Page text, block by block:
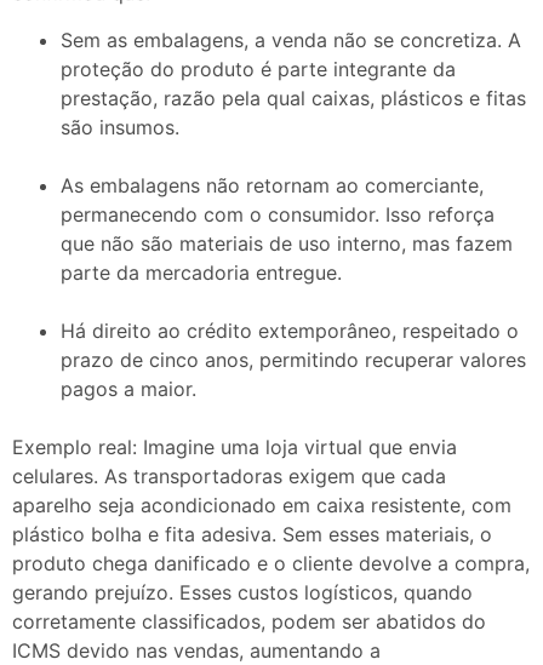
Sem as embalagens, a venda não se concretiza. A
proteção do produto é parte integrante da
prestação, razão pela qual caixas, plásticos e fitas
são insumos.
As embalagens não retornam ao comerciante,
permanecendo com o consumidor. Isso reforça
que não são materiais de uso interno, mas fazem
parte da mercadoria entregue.
Há direito ao crédito extemporâneo, respeitado o
prazo de cinco anos, permitindo recuperar valores
pagos a maior.
Exemplo real: Imagine uma loja virtual que envia
celulares. As transportadoras exigem que cada
aparelho seja acondicionado em caixa resistente, com
plástico bolha e fita adesiva. Sem esses materiais, o
produto chega danificado e o cliente devolve a compra,
gerando prejuízo. Esses custos logísticos, quando
corretamente classificados, podem ser abatidos do
ICMS devido nas vendas, aumentando a